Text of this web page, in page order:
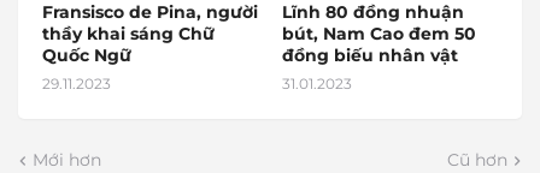
Fransisco de Pina, người
thầy khai sáng Chữ
Quốc Ngữ
29.11.2023
Lĩnh 80 đồng nhuận
bút, Nam Cao đem 50
đồng biếu nhân vật
31.01.2023
Mới hơn Cũ hơn